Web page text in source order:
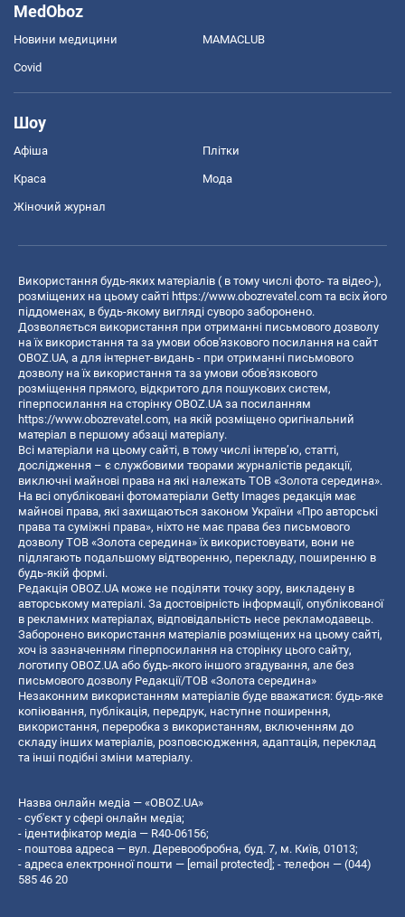
MedOboz
Новини медицини MAMACLUB
Covid
Шоу
Афіша Плітки
Краса Мода
Жіночий журнал
Використання будь-яких матеріалів ( в тому числі фото- та відео-),
розміщених на цьому сайті https://www.obozrevatel.com та всіх його
піддоменах, в будь-якому вигляді суворо заборонено.
Дозволяється використання при отриманні письмового дозволу
на їх використання та за умови обов'язкового посилання на сайт
OBOZ.UA, а для інтернет-видань - при отриманні письмового
дозволу на їх використання та за умови обов'язкового
розміщення прямого, відкритого для пошукових систем,
гіперпосилання на сторінку OBOZ.UA за посиланням
https://www.obozrevatel.com, на якій розміщено оригінальний
матеріал в першому абзаці матеріалу.
Всі матеріали на цьому сайті, в тому числі інтерв’ю, статті,
дослідження – є службовими творами журналістів редакції,
виключні майнові права на які належать ТОВ «Золота середина».
На всі опубліковані фотоматеріали Getty Images редакція має
майнові права, які захищаються законом України «Про авторські
права та суміжні права», ніхто не має права без письмового
дозволу ТОВ «Золота середина» їх використовувати, вони не
підлягають подальшому відтворенню, перекладу, поширенню в
будь-якій формі.
Редакція OBOZ.UA може не поділяти точку зору, викладену в
авторському матеріалі. За достовірність інформації, опублікованої
в рекламних матеріалах, відповідальність несе рекламодавець.
Заборонено використання матеріалів розміщених на цьому сайті,
хоч із зазначенням гіперпосилання на сторінку цього сайту,
логотипу OBOZ.UA або будь-якого іншого згадування, але без
письмового дозволу Редакції/ТОВ «Золота середина»
Незаконним використанням матеріалів буде вважатися: будь-яке
копiювання, публiкацiя, передрук, наступне поширення,
використання, переробка з використанням, включенням до
складу інших матеріалів, розповсюдження, адаптація, переклад
та інші подібні зміни матеріалу.
Назва онлайн медіа — «OBOZ.UA»
- суб'єкт у сфері онлайн медіа;
- ідентифікатор медіа — R40-06156;
- поштова адреса — вул. Деревообробна, буд. 7, м. Київ, 01013;
- адреса електронної пошти — [email protected]; - телефон — (044)
585 46 20